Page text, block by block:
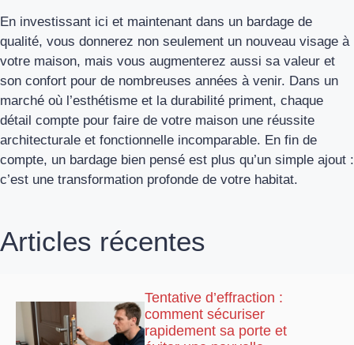
En investissant ici et maintenant dans un bardage de
qualité, vous donnerez non seulement un nouveau visage à
votre maison, mais vous augmenterez aussi sa valeur et
son confort pour de nombreuses années à venir. Dans un
marché où l’esthétisme et la durabilité priment, chaque
détail compte pour faire de votre maison une réussite
architecturale et fonctionnelle incomparable. En fin de
compte, un bardage bien pensé est plus qu’un simple ajout :
c’est une transformation profonde de votre habitat.
Articles récentes
Tentative d’effraction :
comment sécuriser
rapidement sa porte et